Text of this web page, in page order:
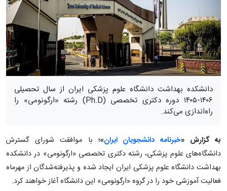
دانشکده بهداشت دانشگاه علوم پزشکی ایران از سال تحصیلی
۱۴۰۶-۱۴۰۵ دوره دکتری تخصصی (Ph.D) رشته «ارگونومی» را
راه‌اندازی می‌کند.
به گزارش «خبرنامه دانشجویان ایران»؛ با موافقت شورای گسترش
دانشگاه‌های علوم پزشکی، رشته دکتری تخصصی «ارگونومی» در دانشکده
بهداشت دانشگاه علوم پزشکی ایران ایجاد شده و پذیرفته‌شدگان از مهرماه
فعالیت آموزشی خود را در گروه «ارگونومی» این دانشگاه آغاز خواهند کرد.